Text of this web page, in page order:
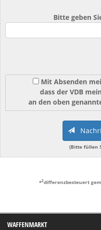
Bitte geben
Mit Absenden
dass der VDB
an den oben
(Bitte füllen
*2differenzbesteuert
WAFFENMARKT